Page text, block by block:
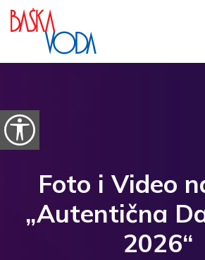
Preskoči na sadržaj
Prikaži postavke pristupačnosti
Foto i Video
„Autentična
2026“